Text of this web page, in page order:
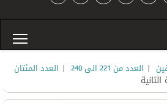
| العدد من 221 الى 240 | العدد المئتان